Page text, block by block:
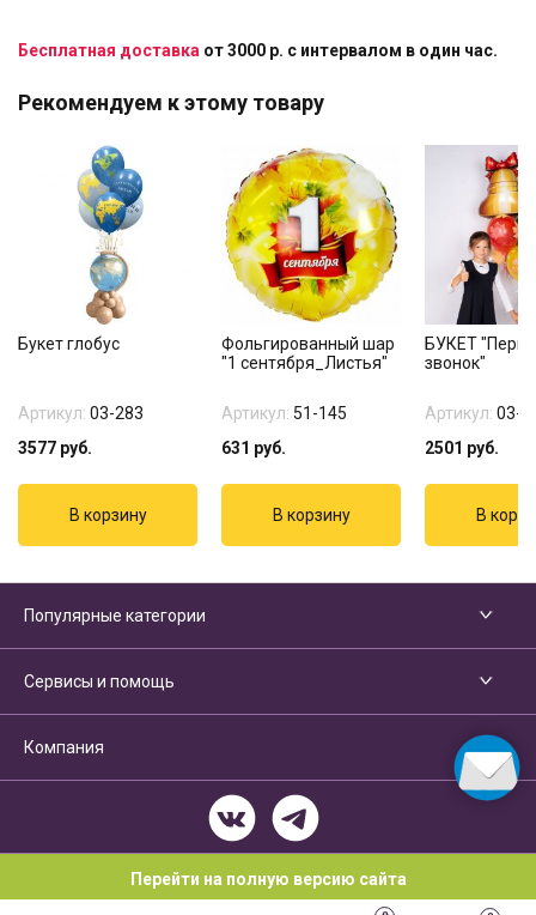
Бесплатная доставка от 3000 р. с интервалом в один час.
Рекомендуем к этому товару
Букет глобус
Артикул: 03-283
3577 руб.
Фольгированный шар
"1 сентября_Листья"
Артикул: 51-145
631 руб.
БУКЕТ
звонок"
Артикул: 03-
2501 руб.
Популярные категории
Сервисы и помощь
Компания
Перейти на полную версию сайта